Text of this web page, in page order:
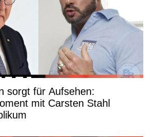
sorgt für Aufsehen:
mit Carsten Stahl